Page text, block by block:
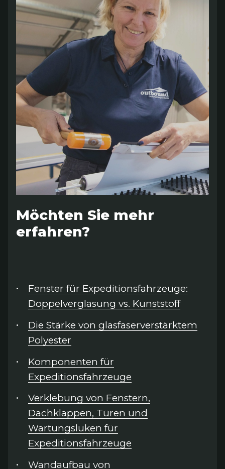
Möchten Sie mehr
erfahren?
Fenster für Expeditionsfahrzeuge:
Doppelverglasung vs. Kunststoff
Die Stärke von glasfaserverstärktem
Polyester
Komponenten für
Expeditionsfahrzeuge
Verklebung von Fenstern,
Dachklappen, Türen und
Wartungsluken für
Expeditionsfahrzeuge
Wandaufbau von